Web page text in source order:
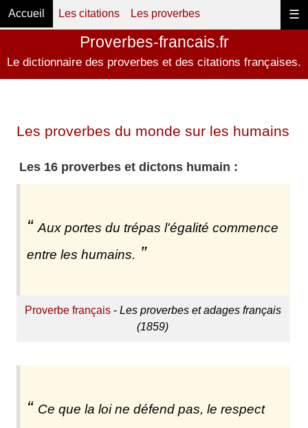
☰
Accueil Les citations Les proverbes
Proverbes-francais.fr
Le dictionnaire des proverbes et des citations françaises.
Les proverbes du monde sur les humains
Les 16 proverbes et dictons humain :
Aux portes du trépas l'égalité commence
entre les humains.
Proverbe français- Les proverbes et adages français
(1859)
Ce que la loi ne défend pas, le respect